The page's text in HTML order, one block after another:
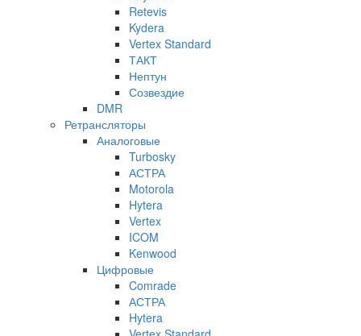
Retevis
Kydera
Vertex Standard
ТАКТ
Нептун
Созвездие
DMR
Ретрансляторы
Аналоговые
Turbosky
АСТРА
Motorola
Hytera
Vertex
ICOM
Kenwood
Цифровые
Comrade
АСТРА
Hytera